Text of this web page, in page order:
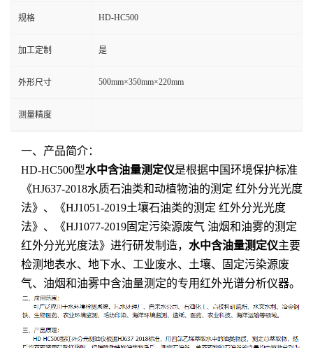
规格 HD-HC500
加工定制 是
外形尺寸 500mm×350mm×220mm
测量精度
一、产品简介：
HD-HC500型水中含油量测定仪是根据中国环境保护标准
《HJ637-2018水质石油类和动植物油的测定 红外分光光度
法》、《HJ1051-2019土壤石油类的测定 红外分光光度
法》、《HJ1077-2019固定污染源废气 油烟和油雾的测定
红外分光光度法》进行研发制造， 水中含油量测定仪主要
检测地表水、地下水、工业废水、土壤、固定污染源废
气、油烟和油雾中含油量测定的专用红外光谱分析仪器。